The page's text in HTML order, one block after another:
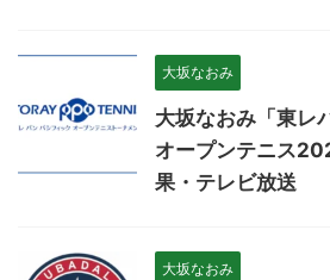
大坂なおみ
大坂なおみ「東レ
オープンテニス
果・テレビ放送
大坂なおみ